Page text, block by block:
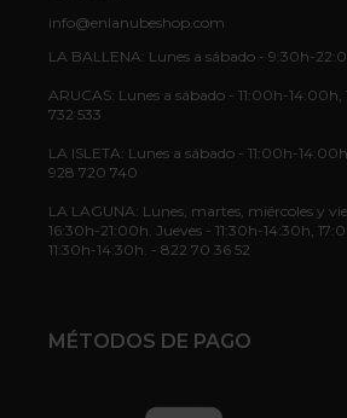
info@enlanubeshop.com
LA BALLENA: Lunes a sábado - 9:30h-
ARUCAS: Lunes a sábado - 11:00h-
732 533
LA ISLETA: Lunes a sábado - 11:00h-
928 720 740
LA LAGUNA: Lunes, martes, miércoles y
16:30h-21:00h. Jueves - 11:30h-14:30h,
11:30h-14:30h. - 822 70 36 52
MÉTODOS DE PAGO